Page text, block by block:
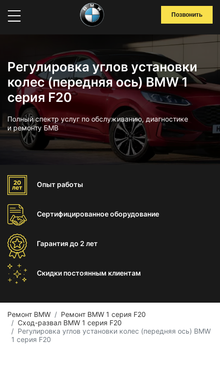
Позвонить
Регулировка углов установки
колес (передняя ось) BMW 1
серия F20
Полный спектр услуг по обслуживанию, диагностике
и ремонту БМВ
Опыт работы
Сертифицированноеоборудование
Гарантиядо 2 лет
Скидки постоянным клиентам
Ремонт BMW
Ремонт BMW 1 серия F20
Сход-развал BMW 1 серия F20
Регулировка углов установки колес (передняя ось) BMW
1 серия F20